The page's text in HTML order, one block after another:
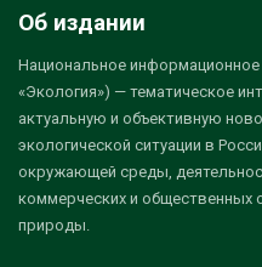
Об издании
Национальное
«Экология») — тематическое
актуальную и объективную
экологической ситуации в
окружающей среды,
коммерческих и общественных
природы.